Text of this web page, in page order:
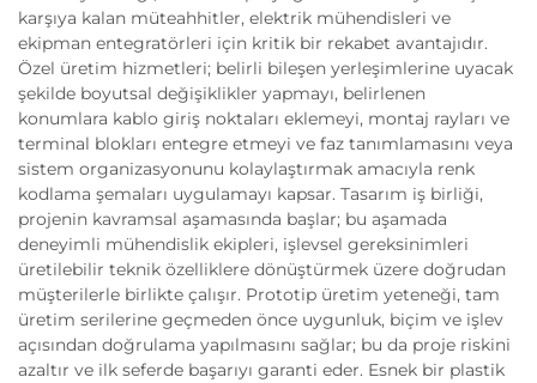
karşıya kalan müteahhitler, elektrik mühendisleri ve
ekipman entegratörleri için kritik bir rekabet avantajıdır.
Özel üretim hizmetleri; belirli bileşen yerleşimlerine uyacak
şekilde boyutsal değişiklikler yapmayı, belirlenen
konumlara kablo giriş noktaları eklemeyi, montaj rayları ve
terminal blokları entegre etmeyi ve faz tanımlamasını veya
sistem organizasyonunu kolaylaştırmak amacıyla renk
kodlama şemaları uygulamayı kapsar. Tasarım iş birliği,
projenin kavramsal aşamasında başlar; bu aşamada
deneyimli mühendislik ekipleri, işlevsel gereksinimleri
üretilebilir teknik özelliklere dönüştürmek üzere doğrudan
müşterilerle birlikte çalışır. Prototip üretim yeteneği, tam
üretim serilerine geçmeden önce uygunluk, biçim ve işlev
açısından doğrulama yapılmasını sağlar; bu da proje riskini
azaltır ve ilk seferde başarıyı garanti eder. Esnek bir plastik